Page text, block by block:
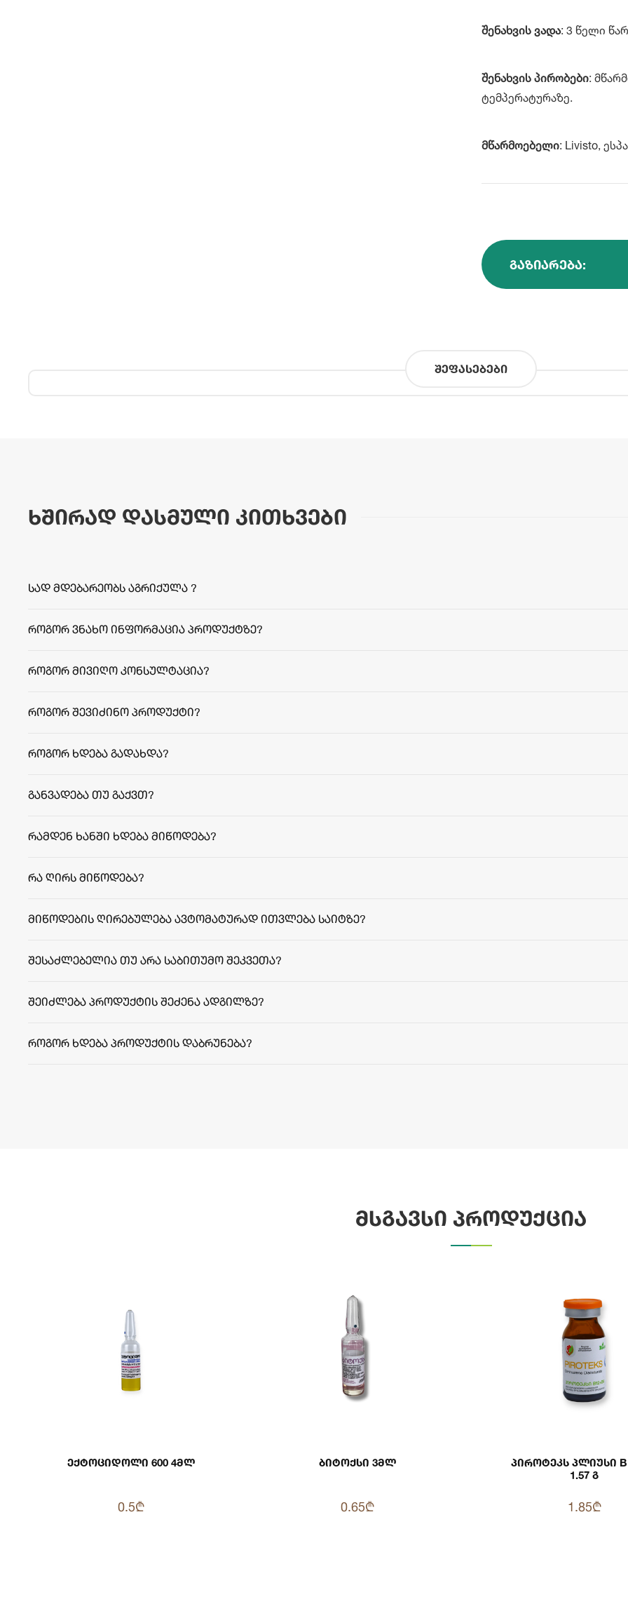
შენახვის ვადა: 3 წელი
შენახვის პირობები:
ტემპერატურაზე.
მწარმოებელი: Livisto,
ᲒᲐᲖᲘᲐᲠᲔᲑᲐ:
შეფასებები
ხშირად დასმული კითხვები
სად მდებარეობს აგრიქულა ?
როგორ ვნახო ინფორმაცია პროდუქტზე?
როგორ მივიღო კონსულტაცია?
როგორ შევიძინო პროდუქტი?
როგორ ხდება გადახდა?
განვადება თუ გაქვთ?
რამდენ ხანში ხდება მიწოდება?
რეგიონები:
რა ღირს მიწოდება?
მიწოდების ღირებულება ავტომატურად ითვლება საიტზე?
შესაძლებელია თუ არა საბითუმო შეკვეთა?
შეიძლება პროდუქტის შეძენა ადგილზე?
როგორ ხდება პროდუქტის დაბრუნება?
მსგავსი პროდუქცია
Ექტოციდოლი 600 4მლ
0.5₾
Ბიტოქსი 3მლ
0.65₾
Პიროტეკს Პლიუსი
1.57 Გ
1.85₾